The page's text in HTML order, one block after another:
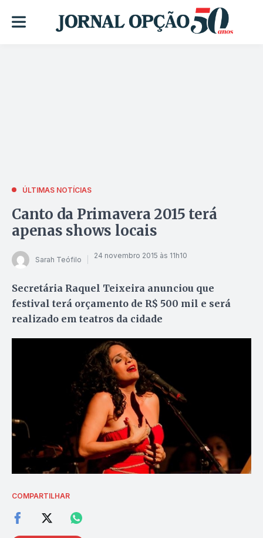
ÚLTIMAS NOTÍCIAS
Canto da Primavera 2015 terá
apenas shows locais
Sarah Teófilo 24 novembro 2015 às 11h10
Secretária Raquel Teixeira anunciou que
festival terá orçamento de R$ 500 mil e será
realizado em teatros da cidade
COMPARTILHAR